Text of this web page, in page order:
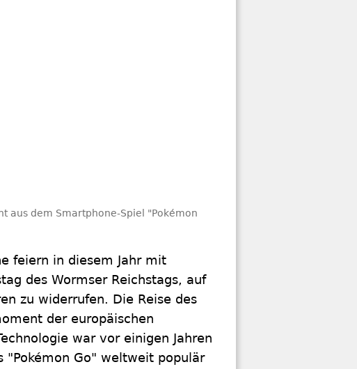
aus dem Smartphone-Spiel "Pokémon
feiern in diesem Jahr mit
des Wormser Reichstags, auf
zu widerrufen. Die Reise des
der europäischen
war vor einigen Jahren
"Pokémon Go" weltweit populär